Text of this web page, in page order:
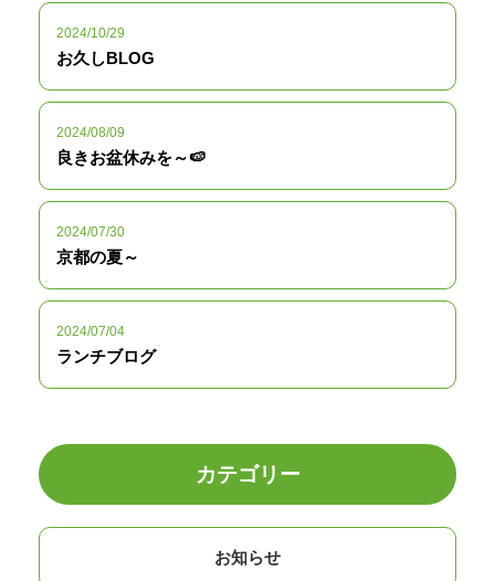
2024/10/29
お久しBLOG
2024/08/09
良きお盆休みを～🍉
2024/07/30
京都の夏～
2024/07/04
ランチブログ
カテゴリー
お知らせ